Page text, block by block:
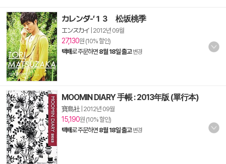
カレンダ-’１３ 松坂桃季
エンスカイ 2012년 09월
27,130원 (10% 할인)
택배로 주문하면 8월 18일 출고 변경
MOOMIN DIARY 手帳 : 2013年版 (單行本)
寶島社 2012년 09월
15,190원 (10% 할인)
택배로 주문하면 8월 18일 출고 변경